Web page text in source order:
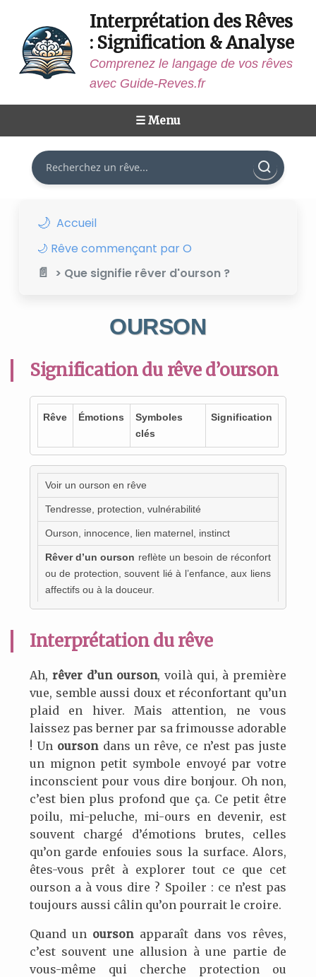
Interprétation des Rêves
: Signification & Analyse
Comprenez le langage de vos rêves
avec Guide-Reves.fr
☰ Menu
Rechercher
Accueil
🌙 Rêve commençant par O
> Que signifie rêver d'ourson ?
OURSON
Signification du rêve d’ourson
Rêve Émotions
Symboles
clés
Signification
Voir un ourson en rêve
Tendresse, protection, vulnérabilité
Ourson, innocence, lien maternel, instinct
Rêver d’un ourson reflète un besoin de réconfort
ou de protection, souvent lié à l’enfance, aux liens
affectifs ou à la douceur.
Interprétation du rêve
Ah, rêver d’un ourson, voilà qui, à première
vue, semble aussi doux et réconfortant qu’un
plaid en hiver. Mais attention, ne vous
laissez pas berner par sa frimousse adorable
! Un oursondans un rêve, ce n’est pas juste
un mignon petit symbole envoyé par votre
inconscient pour vous dire bonjour. Oh non,
c’est bien plus profond que ça. Ce petit être
poilu, mi-peluche, mi-ours en devenir, est
souvent chargé d’émotions brutes, celles
qu’on garde enfouies sous la surface. Alors,
êtes-vous prêt à explorer tout ce que cet
ourson a à vous dire ? Spoiler : ce n’est pas
toujours aussi câlin qu’on pourrait le croire.
Quand un oursonapparaît dans vos rêves,
c’est souvent une allusion à une partie de
vous-même qui cherche protection ou